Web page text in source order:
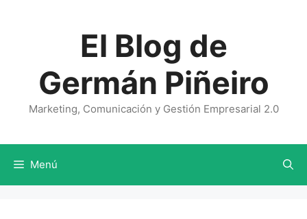
El Blog de
Germán Piñeiro
Marketing, Comunicación y Gestión Empresarial 2.0
Menú